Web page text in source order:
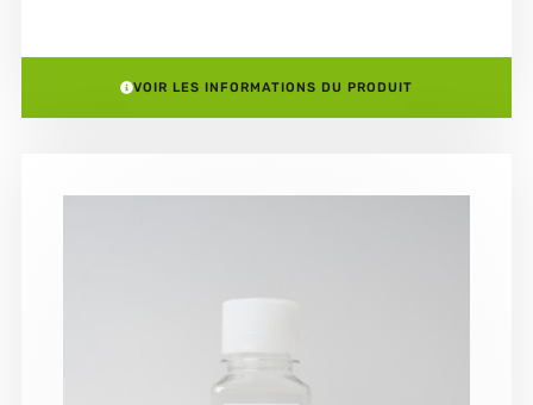
VOIR LES INFORMATIONS DU PRODUIT